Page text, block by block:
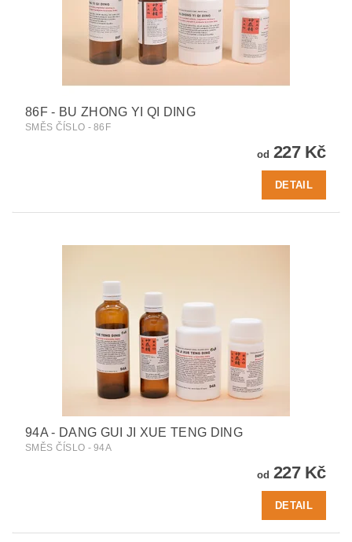
86F - BU ZHONG YI QI DING
SMĚS ČÍSLO - 86F
od 227 Kč
DETAIL
94A - DANG GUI JI XUE TENG DING
SMĚS ČÍSLO - 94A
od 227 Kč
DETAIL